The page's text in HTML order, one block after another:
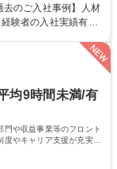
ムがきちんと構築さ
環境です。また、
んでいただけます。
去のご入社事例】人材
験者の入社実績有
ースの定型業務に加
ト、改善の動きも期
に貢献し、結果的に
19:30の退勤以降の業
となります。 学
均9時間未満/有
門や収益事業等のフロント
やキャリア支援が充実し